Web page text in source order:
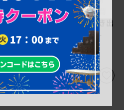
漆塗り 岩谷堂箪笥 「菊
幸」 観音扉と大小の引き出
しを備えたチェスト (R-
089496)
幅：1,670㎜
奥行：450㎜
高さ：690㎜